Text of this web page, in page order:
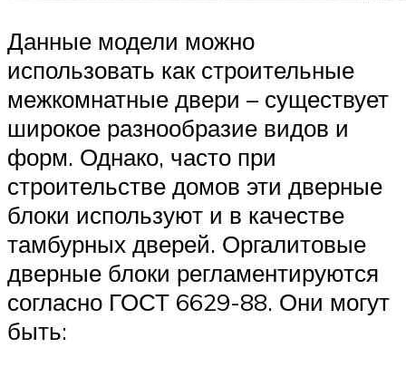
Данные модели можно
использовать как строительные
межкомнатные двери – существует
широкое разнообразие видов и
форм. Однако, часто при
строительстве домов эти дверные
блоки используют и в качестве
тамбурных дверей. Оргалитовые
дверные блоки регламентируются
согласно ГОСТ 6629-88. Они могут
быть: